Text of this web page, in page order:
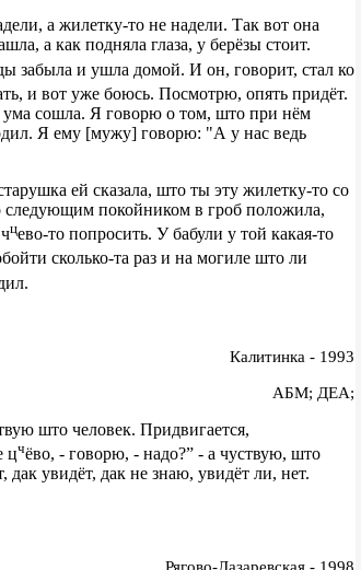
а жилетку-то не надели. Так вот она
а как подняла глаза, у берёзы стоит.
забыла и ушла домой. И он, говорит, стал ко
и вот уже боюсь. Посмотрю, опять придёт.
ума сошла. Я говорю о том, што при нём
Я ему [мужу] говорю: "А у нас ведь
ей сказала, што ты эту жилетку-то со
следующим покойником в гроб положила,
цево-то попросить. У бабули у той какая-то
сколько-та раз и на могиле што ли
Калитинка - 1993
АБМ; ДЕА;
што человек. Придвигается,
цчёво, - говорю, - надо?” - а чуствую, што
увидёт, дак не знаю, увидёт ли, нет.